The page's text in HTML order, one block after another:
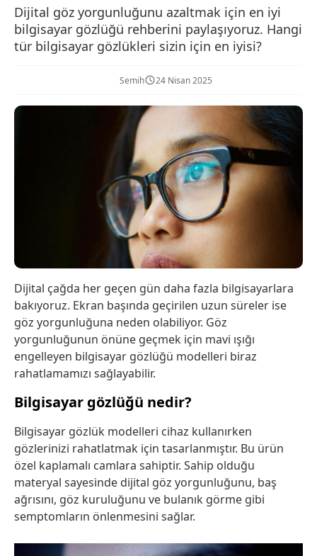
Dijital göz yorgunluğunu azaltmak için en iyi
bilgisayar gözlüğü rehberini paylaşıyoruz. Hangi
tür bilgisayar gözlükleri sizin için en iyisi?
Semih 24 Nisan 2025
Dijital çağda her geçen gün daha fazla bilgisayarlara
bakıyoruz. Ekran başında geçirilen uzun süreler ise
göz yorgunluğuna neden olabiliyor. Göz
yorgunluğunun önüne geçmek için mavi ışığı
engelleyen bilgisayar gözlüğü modelleri biraz
rahatlamamızı sağlayabilir.
Bilgisayar gözlüğü nedir?
Bilgisayar gözlük modelleri cihaz kullanırken
gözlerinizi rahatlatmak için tasarlanmıştır. Bu ürün
özel kaplamalı camlara sahiptir. Sahip olduğu
materyal sayesinde dijital göz yorgunluğunu, baş
ağrısını, göz kuruluğunu ve bulanık görme gibi
semptomların önlenmesini sağlar.